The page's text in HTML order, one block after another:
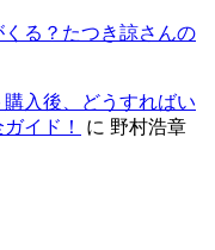
くる？たつき諒さんの
入後、どうすればい
イド！
に 野村浩章